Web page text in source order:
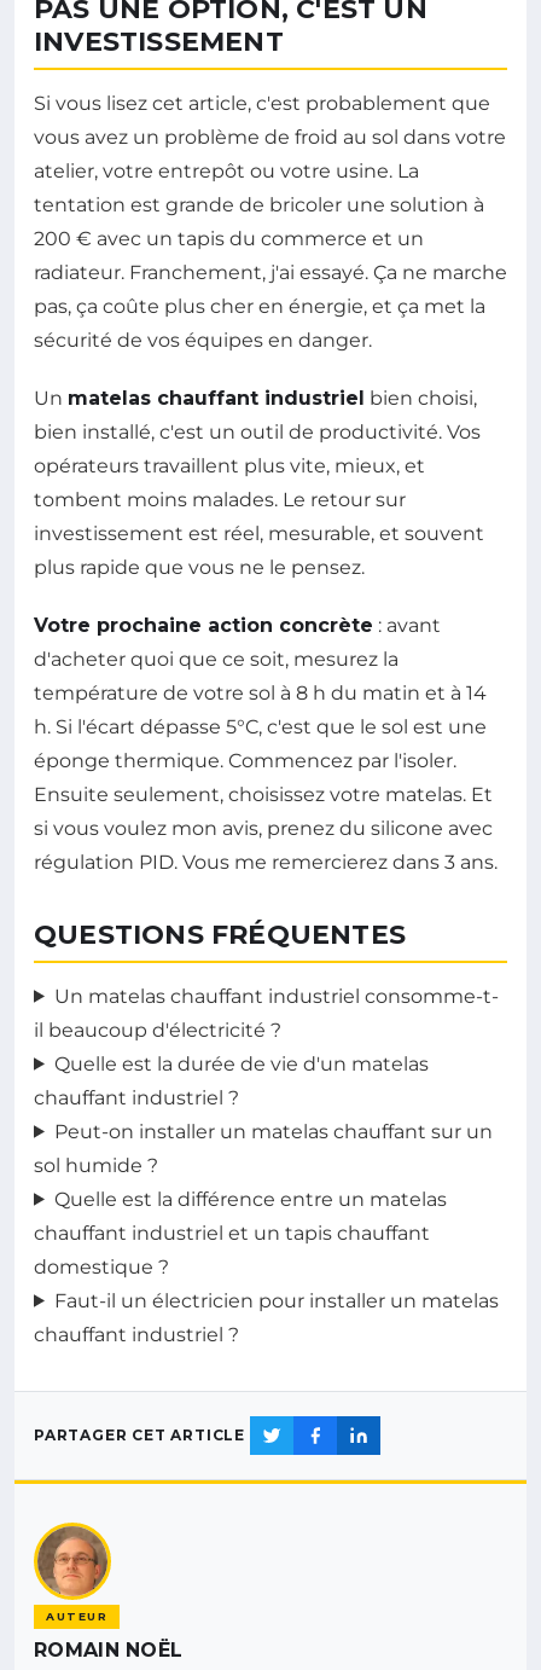
PAS UNE OPTION, C'EST UN
INVESTISSEMENT
Si vous lisez cet article, c'est probablement que
vous avez un problème de froid au sol dans votre
atelier, votre entrepôt ou votre usine. La
tentation est grande de bricoler une solution à
200 € avec un tapis du commerce et un
radiateur. Franchement, j'ai essayé. Ça ne marche
pas, ça coûte plus cher en énergie, et ça met la
sécurité de vos équipes en danger.
Un matelas chauffant industriel bien choisi,
bien installé, c'est un outil de productivité. Vos
opérateurs travaillent plus vite, mieux, et
tombent moins malades. Le retour sur
investissement est réel, mesurable, et souvent
plus rapide que vous ne le pensez.
Votre prochaine action concrète : avant
d'acheter quoi que ce soit, mesurez la
température de votre sol à 8 h du matin et à 14
h. Si l'écart dépasse 5°C, c'est que le sol est une
éponge thermique. Commencez par l'isoler.
Ensuite seulement, choisissez votre matelas. Et
si vous voulez mon avis, prenez du silicone avec
régulation PID. Vous me remercierez dans 3 ans.
QUESTIONS FRÉQUENTES
Un matelas chauffant industriel consomme-t-
il beaucoup d'électricité ?
Quelle est la durée de vie d'un matelas
chauffant industriel ?
Peut-on installer un matelas chauffant sur un
sol humide ?
Quelle est la différence entre un matelas
chauffant industriel et un tapis chauffant
domestique ?
Faut-il un électricien pour installer un matelas
chauffant industriel ?
PARTAGER CET ARTICLE
AUTEUR
ROMAIN NOËL